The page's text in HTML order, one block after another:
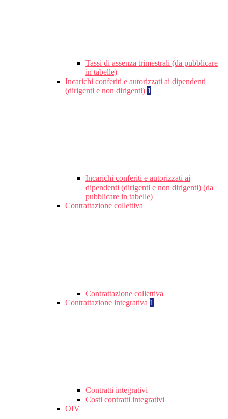
Tassi di assenza trimestrali (da pubblicare
in tabelle)
Incarichi conferiti e autorizzati ai dipendenti
(dirigenti e non dirigenti) 1
Incarichi conferiti e autorizzati ai
dipendenti (dirigenti e non dirigenti) (da
pubblicare in tabelle)
Contrattazione collettiva
Contrattazione collettiva
Contrattazione integrativa 1
Contratti integrativi
Costi contratti integrativi
OIV